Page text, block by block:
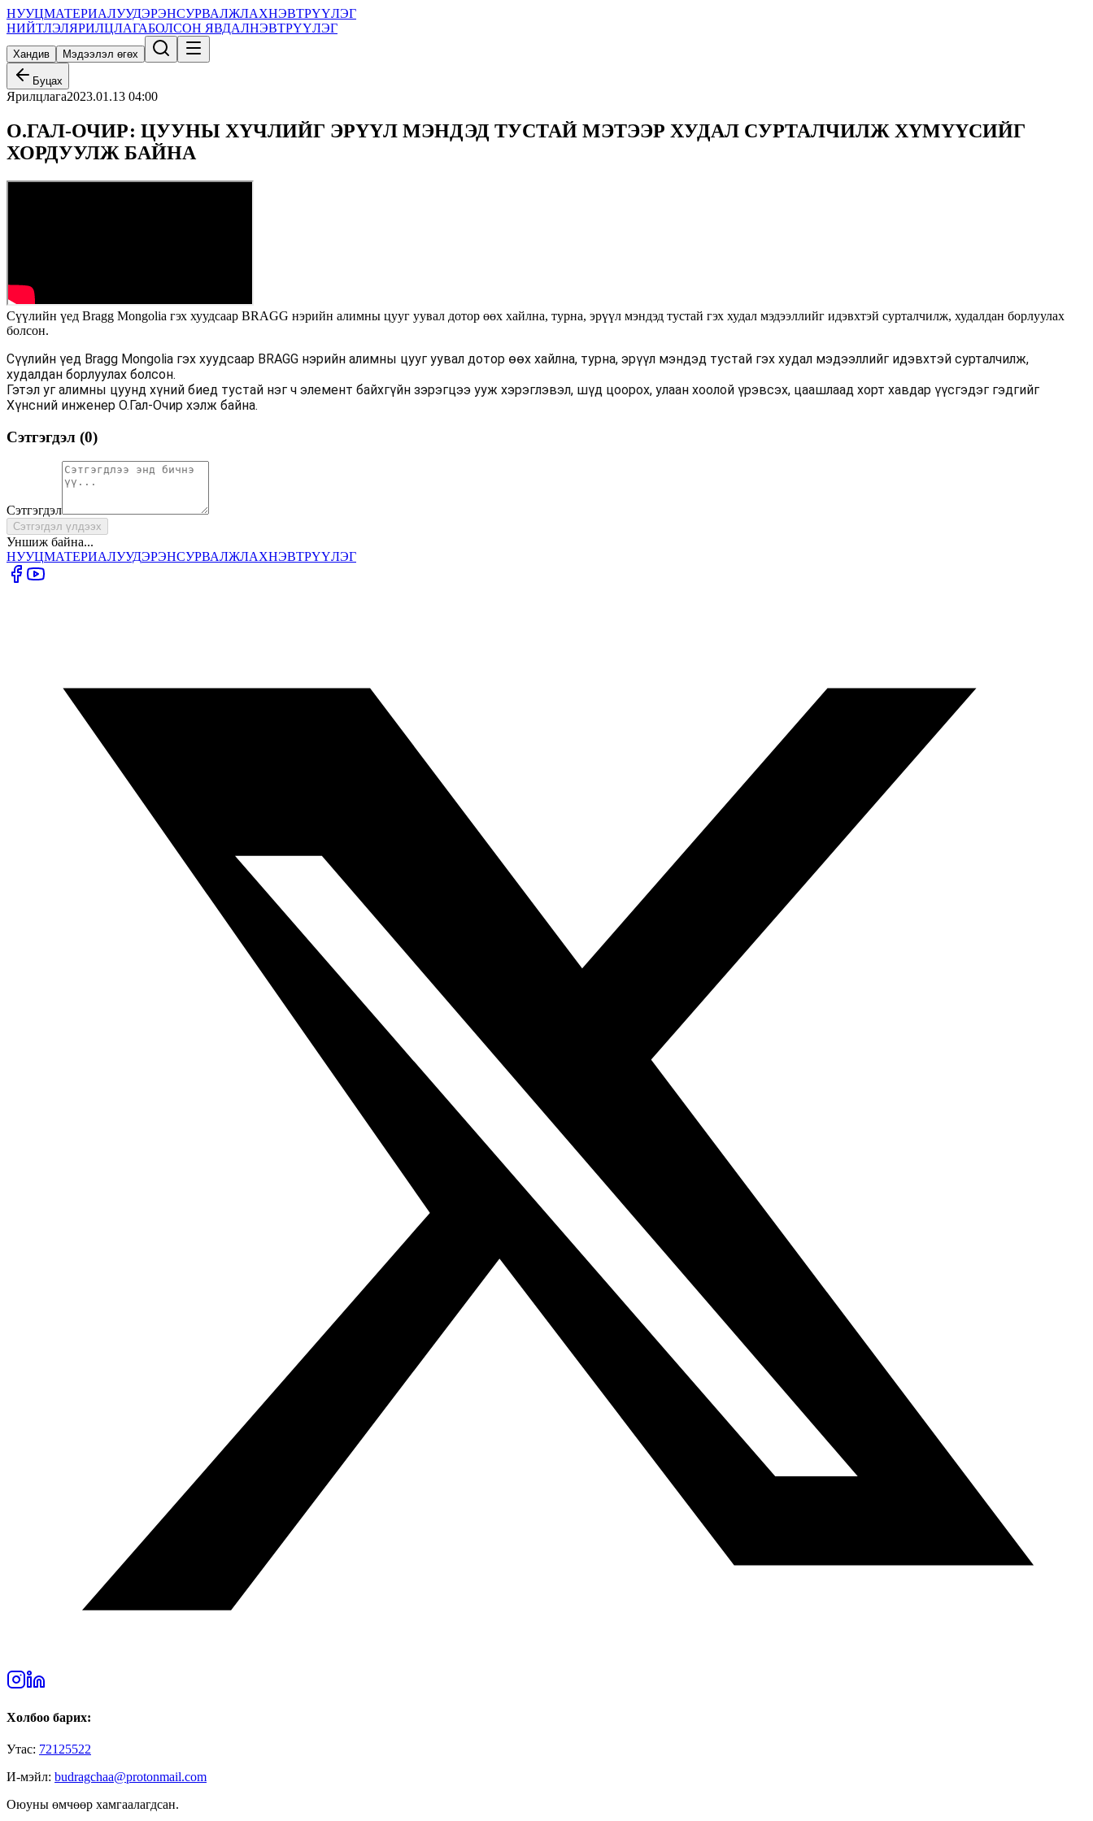
НУУЦМАТЕРИАЛУУДЭРЭНСУРВАЛЖЛАХНЭВТРҮҮЛЭГ
НИЙТЛЭЛЯРИЛЦЛАГАБОЛСОН ЯВДАЛНЭВТРҮҮЛЭГ
Хандив Мэдээлэл өгөх
Буцах
Ярилцлага2023.01.13 04:00
О.ГАЛ-ОЧИР: ЦУУНЫ ХҮЧЛИЙГ ЭРҮҮЛ МЭНДЭД ТУСТАЙ МЭТЭЭР ХУДАЛ СУРТАЛЧИЛЖ ХҮМҮҮСИЙГ
ХОРДУУЛЖ БАЙНА
Сүүлийн үед Bragg Mongolia гэх хуудсаар BRAGG нэрийн алимны цууг уувал дотор өөх хайлна, турна, эрүүл мэндэд тустай гэх худал мэдээллийг идэвхтэй сурталчилж, худалдан борлуулах
болсон.
Сүүлийн үед Bragg Mongolia гэх хуудсаар BRAGG нэрийн алимны цууг уувал дотор өөх хайлна, турна, эрүүл мэндэд тустай гэх худал мэдээллийг идэвхтэй сурталчилж,
худалдан борлуулах болсон.
Гэтэл уг алимны цуунд хүний биед тустай нэг ч элемент байхгүйн зэрэгцээ ууж хэрэглэвэл, шүд цоорох, улаан хоолой үрэвсэх, цаашлаад хорт хавдар үүсгэдэг гэдгийг
Хүнсний инженер О.Гал-Очир хэлж байна.
Сэтгэгдэл (0)
Сэтгэгдэл
Сэтгэгдэл үлдээх
Уншиж байна...
НУУЦМАТЕРИАЛУУДЭРЭНСУРВАЛЖЛАХНЭВТРҮҮЛЭГ
Холбоо барих:
Утас: 72125522
И-мэйл: budragchaa@protonmail.com
Оюуны өмчөөр хамгаалагдсан.